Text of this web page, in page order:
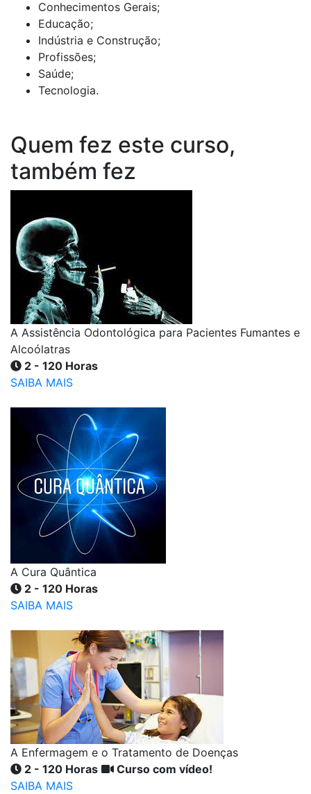
Conhecimentos Gerais;
Educação;
Indústria e Construção;
Profissões;
Saúde;
Tecnologia.
Quem fez este curso,
também fez
A Assistência Odontológica para Pacientes Fumantes e
Alcoólatras
2 - 120 Horas
SAIBA MAIS
A Cura Quântica
2 - 120 Horas
SAIBA MAIS
A Enfermagem e o Tratamento de Doenças
2 - 120 Horas
Curso com vídeo!
SAIBA MAIS